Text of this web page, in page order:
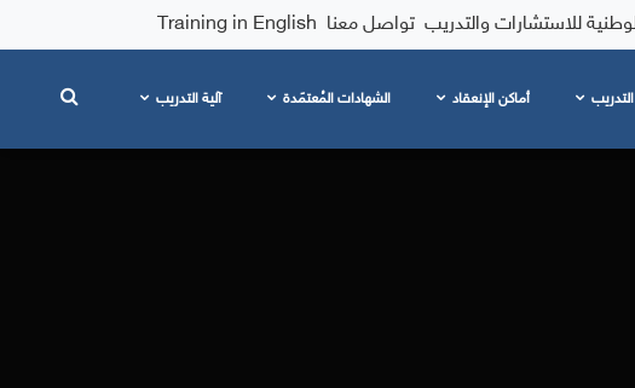
للاستشارات والتدريب تواصل معنا Training in English
أماكن الإنعقاد الشهادات المُعتمَدة آلية التدريب